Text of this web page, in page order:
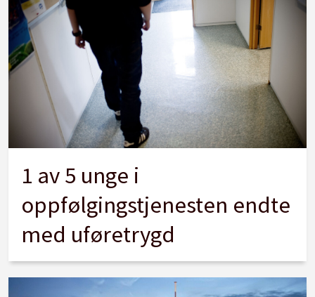
1 av 5 unge i
oppfølgingstjenesten endte
med uføretrygd